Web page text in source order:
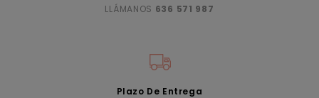
LLÁMANOS 636 571 987
Plazo De Entrega